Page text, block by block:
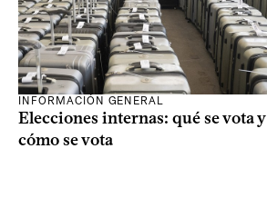
INFORMACIÓN GENERAL
Elecciones internas: qué se vota y
cómo se vota